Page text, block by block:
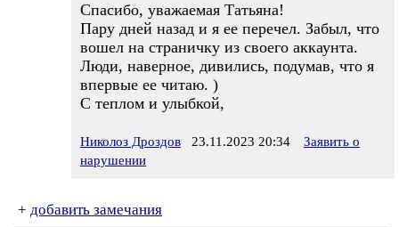
Спасибо, уважаемая Татьяна!
Пару дней назад и я ее перечел. Забыл, что
вошел на страничку из своего аккаунта.
Люди, наверное, дивились, подумав, что я
впервые ее читаю. )
С теплом и улыбкой,
Николоз Дроздов 23.11.2023 20:34
Заявить о
нарушении
+ добавить замечания